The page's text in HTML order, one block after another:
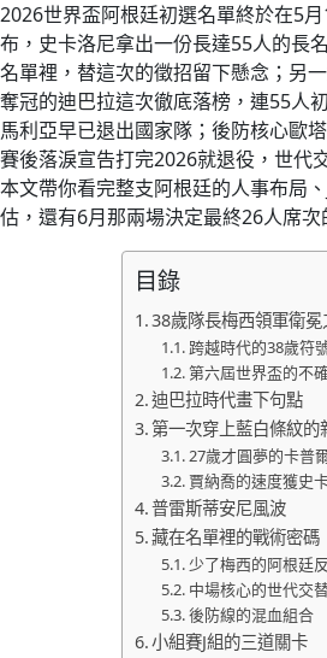
2026世界盃阿根廷初選名單終於在5
布，史卡洛尼拿出一份長達55人的長
名單裡，替這次的徵招留下懸念；另
奪冠的迪巴拉這次徹底落榜，連55人
馬利亞早已退出國家隊；後防核心歐
賽後落淚宣告打完2026就退役，世代
本文帶你看完整支阿根廷的人事布局
估，還有6月那兩場決定最終26人席次
目錄
38歲隊長梅西領軍衛冕
跨越時代的38歲符
第六屆世界盃的不
迪巴拉時代畫下句點
第一次穿上藍白條紋的
27歲才圓夢的卡普
賈納喬的速度獲史
普雷斯蒂安尼風波
藏在名單裡的戰術密碼
少了梅西的阿根廷
中場核心的世代交
後防線的混血組合
小組賽J組的三道關卡